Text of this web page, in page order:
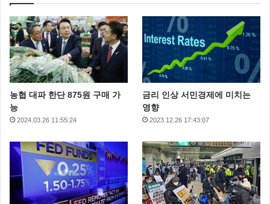
농협 대파 한단 875원 구매 가
능
2024.03.26 11:55:24
금리 인상 서민경제에 미치는
영향
2023.12.26 17:43:07